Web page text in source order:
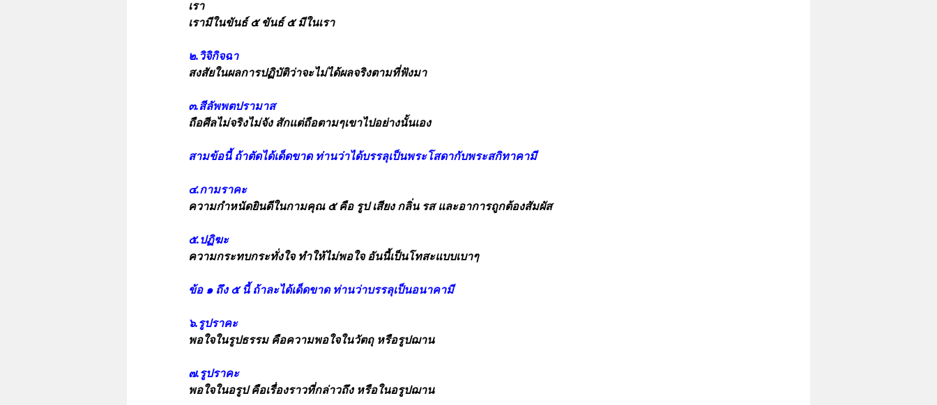
เรา
เรามีในขันธ์ ๕ ขันธ์ ๕ มีในเรา
๒.วิจิกิจฉา
สงสัยในผลการปฏิบัติว่าจะไม่ได้ผลจริงตามที่ฟังมา
๓.สีลัพพตปรามาส
ถือศีลไม่จริงไม่จัง สักแต่ถือตามๆเขาไปอย่างนั้นเอง
สามข้อนี้ ถ้าตัดได้เด็ดขาด ท่านว่าได้บรรลุเป็นพระโสดากับพระสกิทาคามี
๔.กามราคะ
ความกำหนัดยินดีในกามคุณ ๕ คือ รูป เสียง กลิ่น รส และอาการถูกต้องสัมผัส
๕.ปฏิฆะ
ความกระทบกระทั่งใจ ทำให้ไม่พอใจ อันนี้เป็นโทสะแบบเบาๆ
ข้อ ๑ ถึง ๕ นี้ ถ้าละได้เด็ดขาด ท่านว่าบรรลุเป็นอนาคามี
๖.รูปราคะ
พอใจในรูปธรรม คือความพอใจในวัตถุ หรือรูปฌาน
๗.รูปราคะ
พอใจในอรูป คือเรื่องราวที่กล่าวถึง หรือในอรูปฌาน